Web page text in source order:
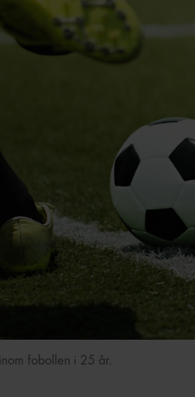
fobollen i 25 år.